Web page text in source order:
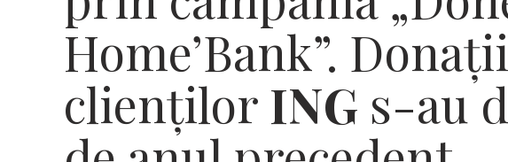
Home’Bank”.
clienților ING s-au